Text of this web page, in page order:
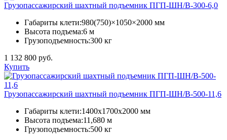
Грузопассажирский шахтный подъемник ПГП-ШН/В-300-6,0
Габариты клети:980(750)×1050×2000 мм
Высота подъема:6 м
Грузоподъемность:300 кг
1 132 800 руб.
Купить
Грузопассажирский шахтный подъемник ПГП-ШН/В-500-11,6
Габариты клети:1400х1700х2000 мм
Высота подъема:11,680 м
Грузоподъемность:500 кг